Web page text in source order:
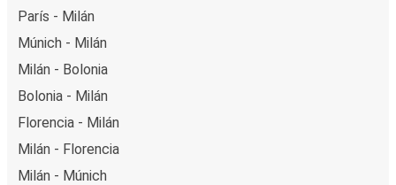
París - Milán
Múnich - Milán
Milán - Bolonia
Bolonia - Milán
Florencia - Milán
Milán - Florencia
Milán - Múnich